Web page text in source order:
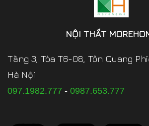
NỘI THẤT
Tầng 3, Tòa T6-08, Tôn Quang
Hà Nội.
097.1982.777 - 0987.653.777